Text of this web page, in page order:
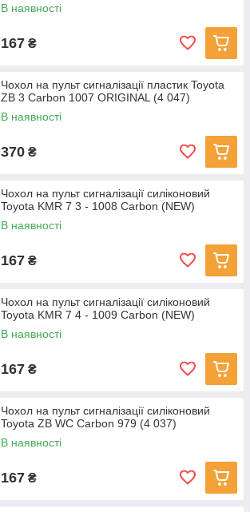
В наявності
167 ₴
Чохол на пульт сигналізації пластик Toyota
ZB 3 Carbon 1007 ORIGINAL (4 047)
В наявності
370 ₴
Чохол на пульт сигналізації силіконовий
Toyota KMR 7 3 - 1008 Carbon (NEW)
В наявності
167 ₴
Чохол на пульт сигналізації силіконовий
Toyota KMR 7 4 - 1009 Carbon (NEW)
В наявності
167 ₴
Чохол на пульт сигналізації силіконовий
Toyota ZB WC Carbon 979 (4 037)
В наявності
167 ₴